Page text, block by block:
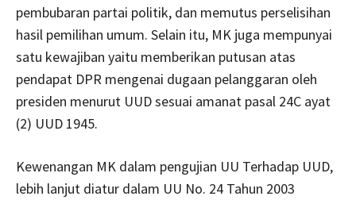
pembubaran partai politik, dan memutus perselisihan
hasil pemilihan umum. Selain itu, MK juga mempunyai
satu kewajiban yaitu memberikan putusan atas
pendapat DPR mengenai dugaan pelanggaran oleh
presiden menurut UUD sesuai amanat pasal 24C ayat
(2) UUD 1945.
Kewenangan MK dalam pengujian UU Terhadap UUD,
lebih lanjut diatur dalam UU No. 24 Tahun 2003